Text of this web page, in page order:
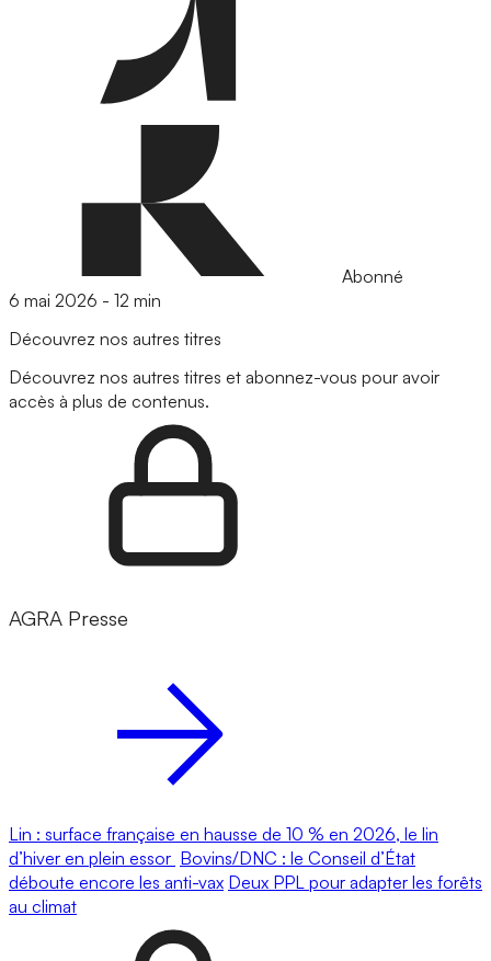
Abonné
6 mai 2026 - 12 min
Découvrez nos autres titres
Découvrez nos autres titres et abonnez-vous pour avoir
accès à plus de contenus.
AGRA Presse
Lin : surface française en hausse de 10 % en 2026, le lin
d’hiver en plein essor Bovins/DNC : le Conseil d’État
déboute encore les anti-vax Deux PPL pour adapter les forêts
au climat